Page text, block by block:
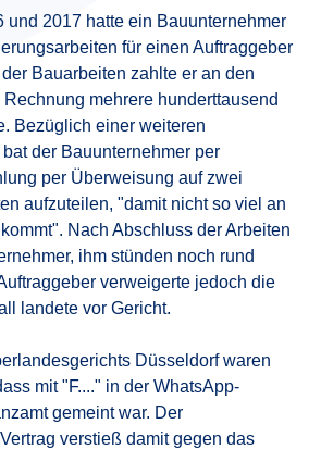
und 2017 hatte ein Bauunternehmer
für einen Auftraggeber
Bauarbeiten zahlte er an den
mehrere hunderttausend
Bezüglich einer weiteren
der Bauunternehmer per
per Überweisung auf zwei
aufzuteilen, "damit nicht so viel an
Nach Abschluss der Arbeiten
ihm stünden noch rund
verweigerte jedoch die
landete vor Gericht.
Düsseldorf waren
mit "F...." in der WhatsApp-
gemeint war. Der
verstieß damit gegen das